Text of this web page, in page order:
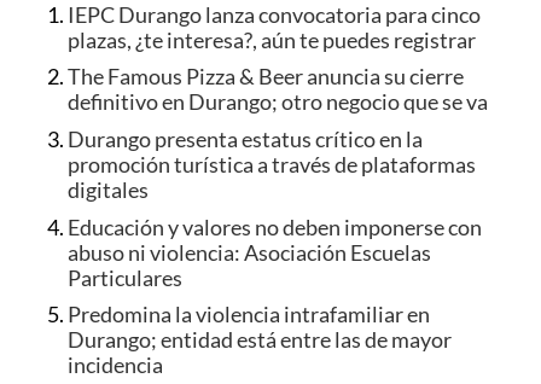
IEPC Durango lanza convocatoria para cinco
plazas, ¿te interesa?, aún te puedes registrar
The Famous Pizza & Beer anuncia su cierre
definitivo en Durango; otro negocio que se va
Durango presenta estatus crítico en la
promoción turística a través de plataformas
digitales
Educación y valores no deben imponerse con
abuso ni violencia: Asociación Escuelas
Particulares
Predomina la violencia intrafamiliar en
Durango; entidad está entre las de mayor
incidencia